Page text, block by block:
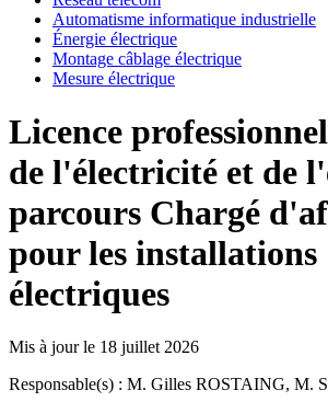
Automatisme informatique industrielle
Énergie électrique
Montage câblage électrique
Mesure électrique
Licence
de l'électricité et de
parcours Chargé
pour les installations
électriques
Mis à jour le 18 juillet 2026
Responsable(s) : M. Gilles ROSTAING, M.